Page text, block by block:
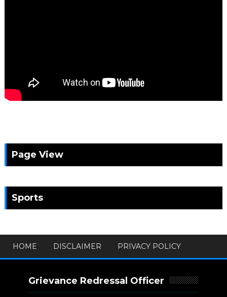
Page View
Sports
HOME DISCLAIMER PRIVACY POLICY
Grievance Redressal Officer